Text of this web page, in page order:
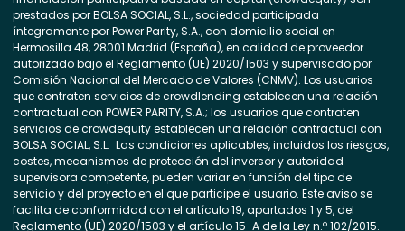
prestados por BOLSA SOCIAL, S.L., sociedad participada
íntegramente por Power Parity, S.A., con domicilio social en
Hermosilla 48, 28001 Madrid (España), en calidad de proveedor
autorizado bajo el Reglamento (UE) 2020/1503 y supervisado por
Comisión Nacional del Mercado de Valores (CNMV). Los usuarios
que contraten servicios de crowdlending establecen una relación
contractual con POWER PARITY, S.A.; los usuarios que contraten
servicios de crowdequity establecen una relación contractual con
BOLSA SOCIAL, S.L. Las condiciones aplicables, incluidos los riesgos,
costes, mecanismos de protección del inversor y autoridad
supervisora competente, pueden variar en función del tipo de
servicio y del proyecto en el que participe el usuario. Este aviso se
facilita de conformidad con el artículo 19, apartados 1 y 5, del
Reglamento (UE) 2020/1503 y el artículo 15-A de la Ley n.º 102/2015.